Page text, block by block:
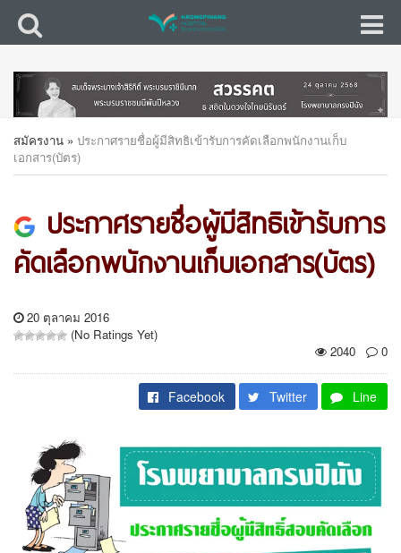
สมัครงาน » ประกาศรายชื่อผู้มีสิทธิเข้ารับการคัดเลือกพนักงานเก็บ
เอกสาร(บัตร)
ประกาศรายชื่อผู้มีสิทธิเข้ารับการ
คัดเลือกพนักงานเก็บเอกสาร(บัตร)
20 ตุลาคม 2016
(No Ratings Yet)
2040
0
Facebook Twitter Line